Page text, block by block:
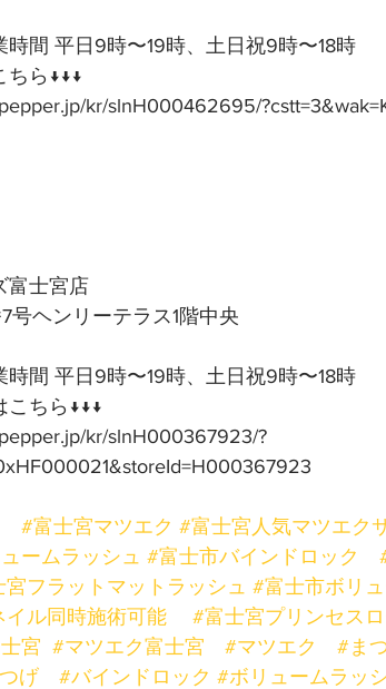
時間 平日9時〜19時、土日祝9時〜18時
ちら↓↓↓
kr/slnH000462695/
富士宮店
号ヘンリーテラス1階中央
時間 平日9時〜19時、土日祝9時〜18時
こちら↓↓↓
kr/slnH000367923/?
#富士宮マツエク #富士宮人気マツエク
ームラッシュ #富士市バインドロック
宮フラットマットラッシュ #富士市ボリ
ル同時施術可能 #富士宮プリンセス
宮 #マツエク富士宮 #マツエク #ま
げ #バインドロック #ボリュームラッ